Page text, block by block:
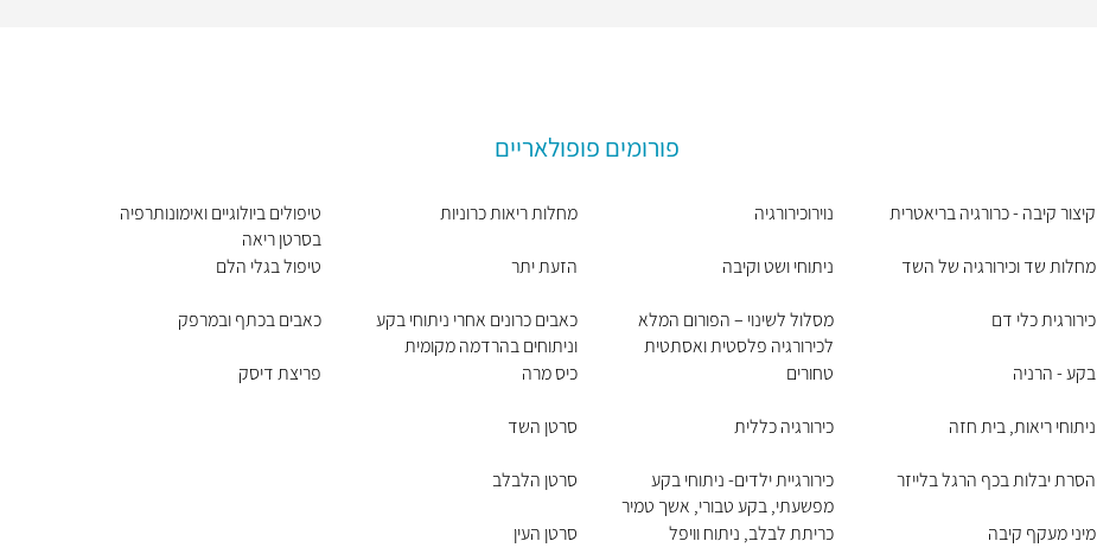
פורומים פופולאריים
קיצור קיבה - כרורגיה בריאטרית
מחלות שד וכירורגיה של השד
כירורגית כלי דם
בקע - הרניה
ניתוחי ריאות, בית חזה
הסרת יבלות בכף הרגל בלייזר
מיני מעקף קיבה
נוירוכירורגיה
ניתוחי ושט וקיבה
מסלול לשינוי – הפורום המלא
לכירורגיה פלסטית ואסתטית
טחורים
כירורגיה כללית
כירורגיית ילדים- ניתוחי בקע
מפשעתי, בקע טבורי, אשך טמיר
כריתת לבלב, ניתוח וויפל
מחלות ריאות כרוניות
הזעת יתר
כאבים כרונים אחרי ניתוחי בקע
וניתוחים בהרדמה מקומית
כיס מרה
סרטן השד
סרטן הלבלב
סרטן העין
טיפולים ביולוגיים ואימונותרפיה
בסרטן ריאה
טיפול בגלי הלם
כאבים בכתף ובמרפק
פריצת דיסק